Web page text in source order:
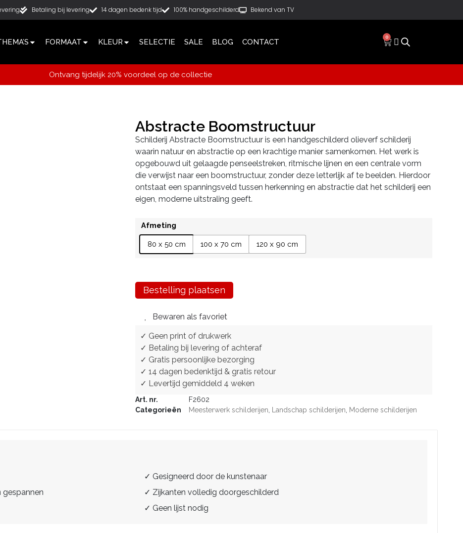
Betaling bij levering 14 dagen bedenk tijd 100% handgeschilderd Bekend van TV
FORMAAT KLEUR SELECTIE SALE BLOG CONTACT
0
Ontvang tijdelijk 20% voordeel op de collectie
Abstracte Boomstructuur
Schilderij Abstracte Boomstructuur is een handgeschilderd olieverf schilderij
waarin natuur en abstractie op een krachtige manier samenkomen. Het werk is
opgebouwd uit gelaagde penseelstreken, ritmische lijnen en een centrale vorm
die verwijst naar een boomstructuur, zonder deze letterlijk af te beelden. Hierdoor
ontstaat een spanningsveld tussen herkenning en abstractie dat het schilderij een
eigen, moderne uitstraling geeft.
Afmeting
80 x 50 cm 100 x 70 cm 120 x 90 cm
Bestelling plaatsen
Bewaren als favoriet
✓ Geen print of drukwerk
✓ Betaling bij levering of achteraf
✓ Gratis persoonlijke bezorging
✓ 14 dagen bedenktijd & gratis retour
✓ Levertijd gemiddeld 4 weken
Art. nr.
F2602
Categorieën
Meesterwerk schilderijen Landschap schilderijen Moderne schilderijen
✓ Gesigneerd door de kunstenaar
gespannen
✓ Zijkanten volledig doorgeschilderd
✓ Geen lijst nodig